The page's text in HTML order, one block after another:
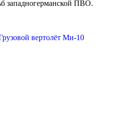
западногерманской ПВО.